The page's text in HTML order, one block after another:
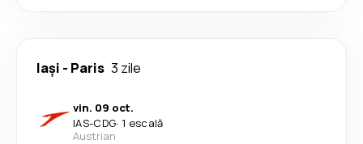
Iași - Paris 3 zile
vin. 09 oct.
IAS-CDG· 1 escală
Austrian